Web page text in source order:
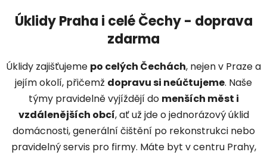
Úklidy Praha i celé Čechy - doprava
zdarma
Úklidy zajišťujeme po celých Čechách, nejen v Praze a
jejím okolí, přičemž dopravu si neúčtujeme. Naše
týmy pravidelně vyjíždějí do menších měst i
vzdálenějších obcí, ať už jde o jednorázový úklid
domácnosti, generální čištění po rekonstrukci nebo
pravidelný servis pro firmy. Máte byt v centru Prahy,